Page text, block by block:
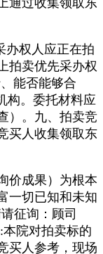
权人应正在拍
拍卖优先采办权
能否能够合
构。委托材料应
）。九、拍卖竞
买人收集领取东
成果）为根本
一切已知和未知
征询：顾司
院对拍卖标的
买人参考，现场